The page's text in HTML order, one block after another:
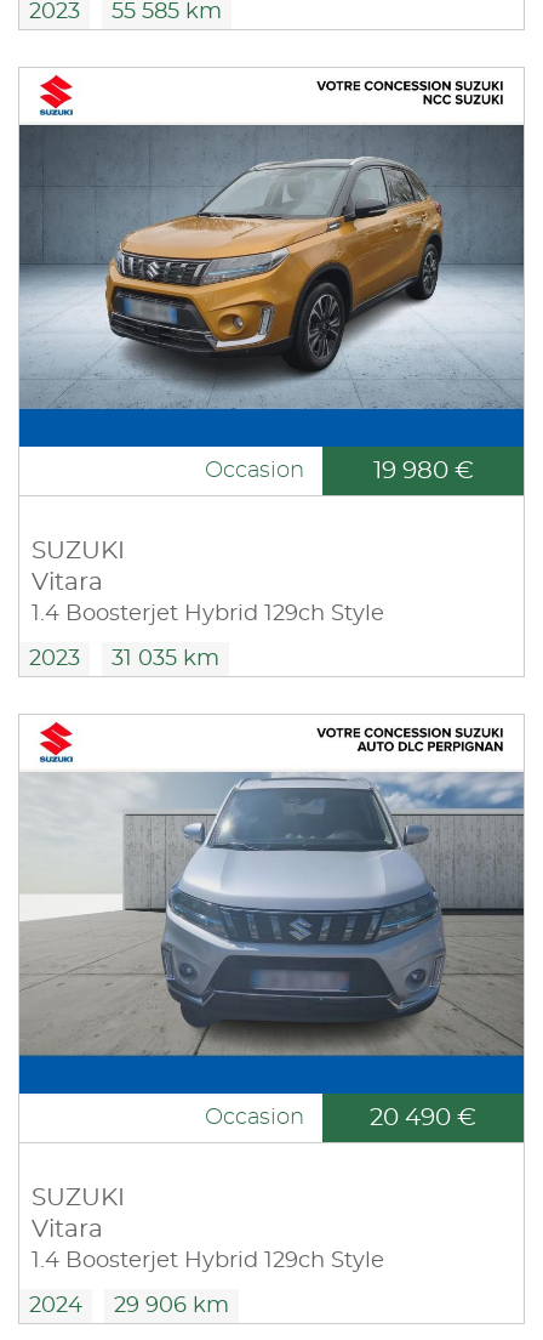
2023 55 585 km
Occasion 19 980 €
SUZUKI
Vitara
1.4 Boosterjet Hybrid 129ch Style
2023 31 035 km
Occasion 20 490 €
SUZUKI
Vitara
1.4 Boosterjet Hybrid 129ch Style
2024 29 906 km